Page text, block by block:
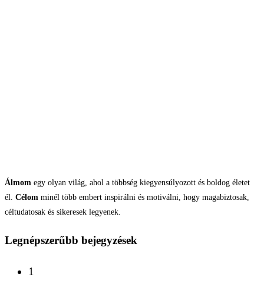
Álmom egy olyan világ, ahol a többség kiegyensúlyozott és boldog életet
él. Célom minél több embert inspirálni és motiválni, hogy magabiztosak,
céltudatosak és sikeresek legyenek.
Legnépszerűbb bejegyzések
1